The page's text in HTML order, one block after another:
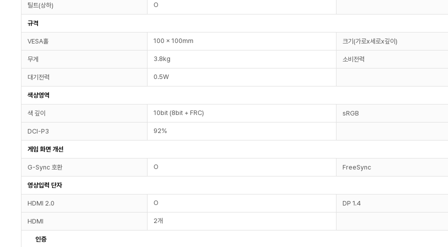
틸트(상하) O
규격
VESA홀 100 x 100mm 크기(가로x세로x깊이)
무게 3.8kg 소비전력
대기전력 0.5W
색상영역
색 깊이 10bit (8bit + FRC) sRGB
DCI-P3 92%
게임 화면 개선
G-Sync 호환 O FreeSync
영상입력 단자
HDMI 2.0 O DP 1.4
HDMI 2개
인증